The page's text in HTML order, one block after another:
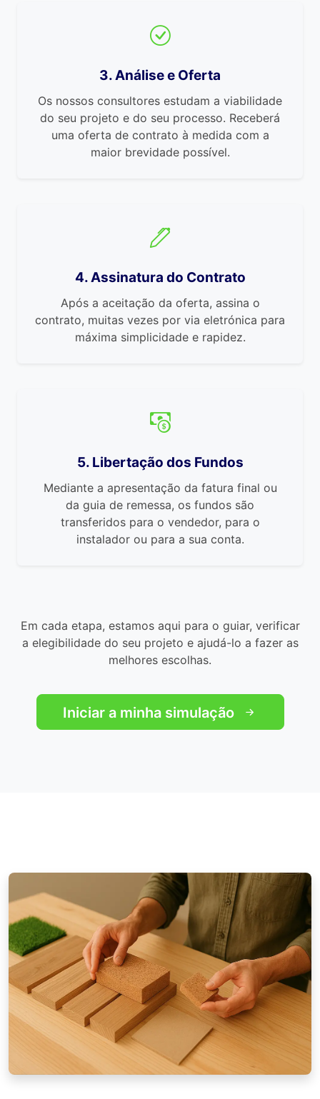
3. Análise e Oferta
Os nossos consultores estudam a viabilidade
do seu projeto e do seu processo. Receberá
uma oferta de contrato à medida com a
maior brevidade possível.
4. Assinatura do Contrato
Após a aceitação da oferta, assina o
contrato, muitas vezes por via eletrónica para
máxima simplicidade e rapidez.
5. Libertação dos Fundos
Mediante a apresentação da fatura final ou
da guia de remessa, os fundos são
transferidos para o vendedor, para o
instalador ou para a sua conta.
Em cada etapa, estamos aqui para o guiar, verificar
a elegibilidade do seu projeto e ajudá-lo a fazer as
melhores escolhas.
Iniciar a minha simulação